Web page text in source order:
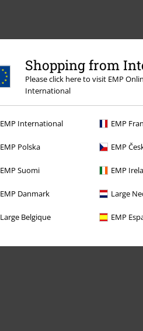
Shopping from
Please click here to visit EMP
International
EMP International EMP
EMP Polska EMP
EMP Suomi EMP
EMP Danmark Large
Large Belgique EMP